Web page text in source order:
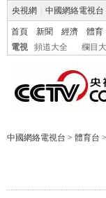
央視網 中國網絡電視台
首頁 新聞 經濟 體育
電視
頻道大全 欄目
中國網絡電視台 > 體育台 >